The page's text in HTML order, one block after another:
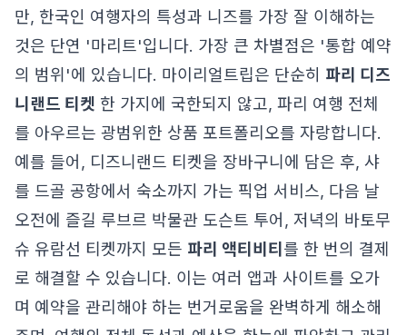
만, 한국인 여행자의 특성과 니즈를 가장 잘 이해하는
것은 단연 '마리트'입니다. 가장 큰 차별점은 '통합 예약
의 범위'에 있습니다. 마이리얼트립은 단순히 파리 디즈
니랜드 티켓 한 가지에 국한되지 않고, 파리 여행 전체
를 아우르는 광범위한 상품 포트폴리오를 자랑합니다.
예를 들어, 디즈니랜드 티켓을 장바구니에 담은 후, 샤
를 드골 공항에서 숙소까지 가는 픽업 서비스, 다음 날
오전에 즐길 루브르 박물관 도슨트 투어, 저녁의 바토무
슈 유람선 티켓까지 모든 파리 액티비티 를 한 번의 결제
로 해결할 수 있습니다. 이는 여러 앱과 사이트를 오가
며 예약을 관리해야 하는 번거로움을 완벽하게 해소해